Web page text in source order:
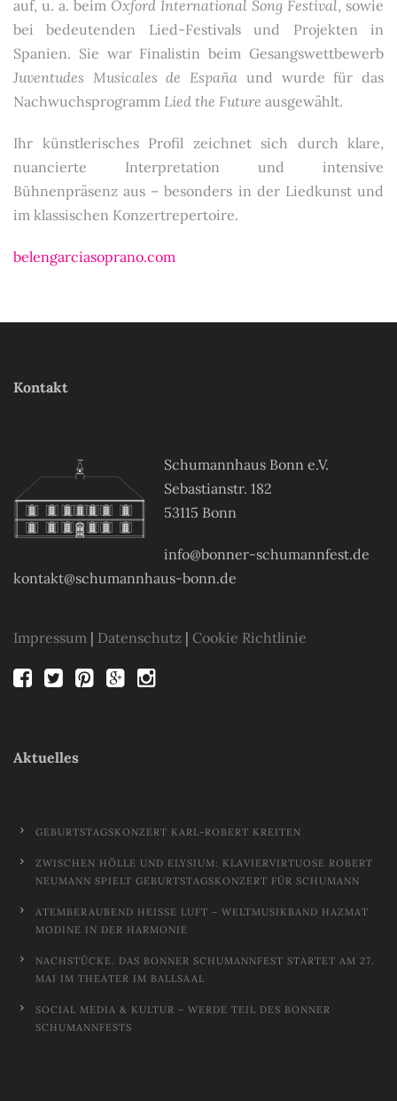
auf, u. a. beim Oxford International Song Festival, sowie
bei bedeutenden Lied-Festivals und Projekten in
Spanien. Sie war Finalistin beim Gesangswettbewerb
Juventudes Musicales de España und wurde für das
Nachwuchsprogramm Lied the Future ausgewählt.
Ihr künstlerisches Profil zeichnet sich durch klare,
nuancierte Interpretation und intensive
Bühnenpräsenz aus – besonders in der Liedkunst und
im klassischen Konzertrepertoire.
belengarciasoprano.com
Kontakt
Schumannhaus Bonn e.V.
Sebastianstr. 182
53115 Bonn
info@bonner-schumannfest.de
kontakt@schumannhaus-bonn.de
Impressum | Datenschutz | Cookie Richtlinie
Aktuelles
GEBURTSTAGSKONZERT KARL-ROBERT KREITEN
ZWISCHEN HÖLLE UND ELYSIUM: KLAVIERVIRTUOSE ROBERT
NEUMANN SPIELT GEBURTSTAGSKONZERT FÜR SCHUMANN
ATEMBERAUBEND HEISSE LUFT – WELTMUSIKBAND HAZMAT M
ODINE IN DER HARMONIE
NACHSTÜCKE. DAS BONNER SCHUMANNFEST STARTET AM 27.
MAI IM THEATER IM BALLSAAL
SOCIAL MEDIA & KULTUR – WERDE TEIL DES BONNER
SCHUMANNFESTS